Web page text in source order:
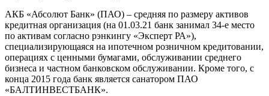
АКБ «Абсолют Банк» (ПАО) – средняя по размеру активов
кредитная организация (на 01.03.21 банк занимал 34-е место
по активам согласно рэнкингу «Эксперт РА»),
специализирующаяся на ипотечном розничном кредитовании,
операциях с ценными бумагами, обслуживании среднего
бизнеса и частном банковском обслуживании. Кроме того, с
конца 2015 года банк является санатором ПАО
«БАЛТИНВЕСТБАНК».